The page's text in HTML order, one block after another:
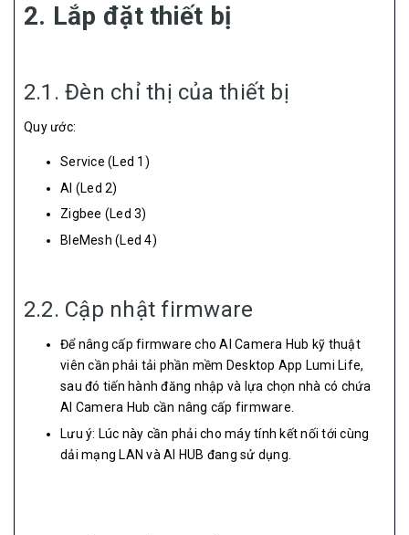
2. Lắp đặt thiết bị
2.1. Đèn chỉ thị của thiết bị
Quy ước:
Service (Led 1)
AI (Led 2)
Zigbee (Led 3)
BleMesh (Led 4)
2.2. Cập nhật firmware
Để nâng cấp firmware cho AI Camera Hub kỹ thuật
viên cần phải tải phần mềm Desktop App Lumi Life,
sau đó tiến hành đăng nhập và lựa chọn nhà có chứa
AI Camera Hub cần nâng cấp firmware.
Lưu ý: Lúc này cần phải cho máy tính kết nối tới cùng
dải mạng LAN và AI HUB đang sử dụng.